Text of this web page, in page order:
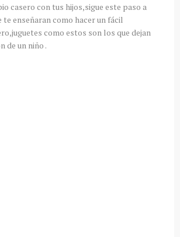
casero con tus hijos,sigue este paso a
enseñaran como hacer un fácil
como estos son los que dejan
de un niño .